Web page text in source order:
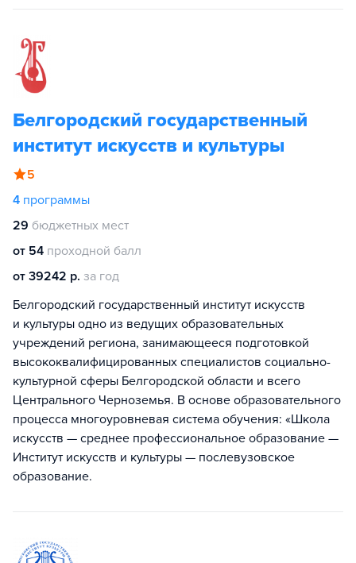
Белгородский государственный
институт искусств и культуры
5
4 программы
29 бюджетных мест
от 54 проходной балл
от 39242 р. за год
Белгородский государственный институт искусств
и культуры одно из ведущих образовательных
учреждений региона, занимающееся подготовкой
высококвалифицированных специалистов социально-
культурной сферы Белгородской области и всего
Центрального Черноземья. В основе образовательного
процесса многоуровневая система обучения: «Школа
искусств — среднее профессиональное образование —
Институт искусств и культуры — послевузовское
образование.